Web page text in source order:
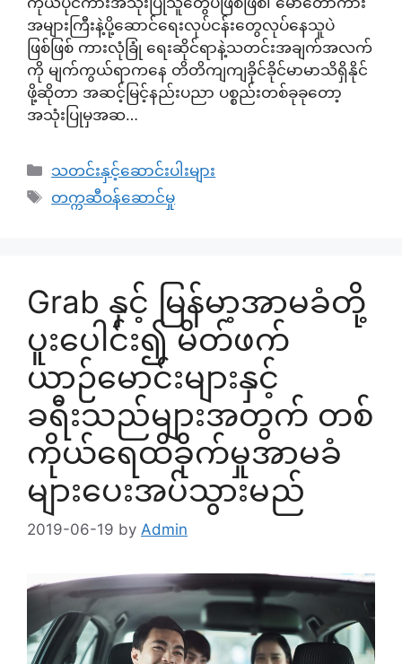
အများကြီးနဲ့ပို့ဆောင်ရေးလုပ်ငန်းတွေလုပ်နေသူပဲ
ဖြစ်ဖြစ် ကားလုံခြုံ ရေးဆိုင်ရာနဲ့သတင်းအချက်အလက်
ကို မျက်ကွယ်ရာကနေ တိတိကျကျခိုင်ခိုင်မာမာသိရှိနိုင်
ဖို့ဆိုတာ အဆင့်မြင့်နည်းပညာ ပစ္စည်းတစ်ခုခုတော့
အသုံးပြုမှအဆ…
Categories
သတင်းနှင့်ဆောင်းပါးများ
Tags
တက္ကဆီဝန်ဆောင်မှု
Grab နှင့် မြန်မာ့အာမခံတို့
ပူးပေါင်း၍ မိတ်ဖက်
ယာဉ်မောင်းများနှင့်
ခရီးသည်များအတွက် တစ်
ကိုယ်ရေထိခိုက်မှုအာမခံ
များပေးအပ်သွားမည်
2019-06-19 by Admin